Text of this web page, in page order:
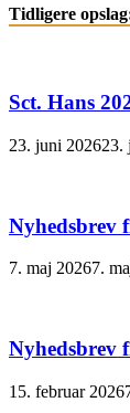
Tidligere
Sct. Hans
23. juni 202623.
Nyhedsbrev
7. maj 20267.
Nyhedsbrev
15. februar 2026